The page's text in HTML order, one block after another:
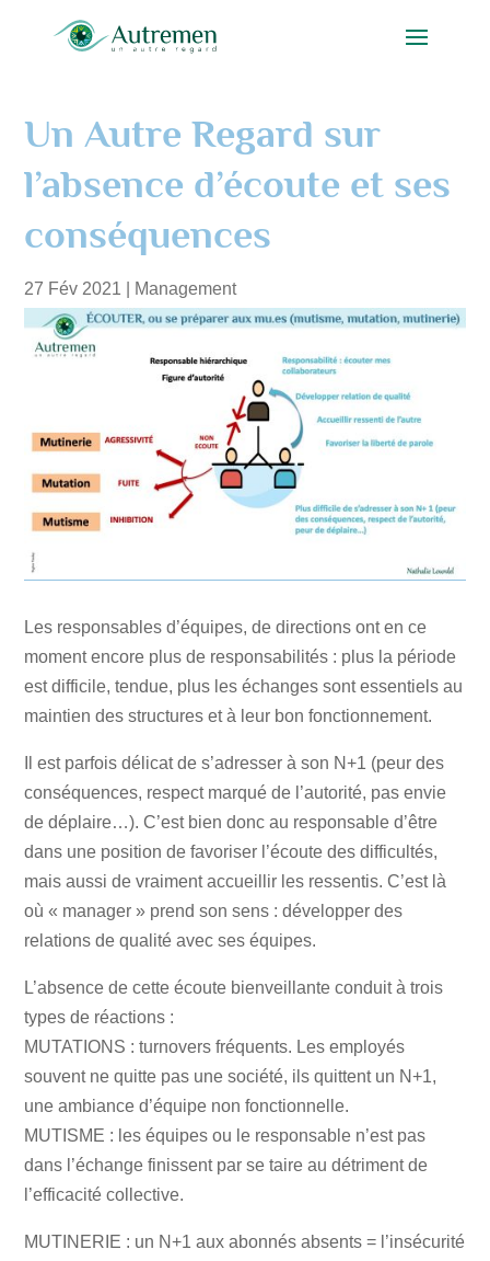
Un Autre Regard sur
l’absence d’écoute et ses
conséquences
27 Fév 2021 Management
Les responsables d’équipes, de directions ont en ce
moment encore plus de responsabilités : plus la période
est difficile, tendue, plus les échanges sont essentiels au
maintien des structures et à leur bon fonctionnement.
Il est parfois délicat de s’adresser à son N+1 (peur des
conséquences, respect marqué de l’autorité, pas envie
de déplaire…). C’est bien donc au responsable d’être
dans une position de favoriser l’écoute des difficultés,
mais aussi de vraiment accueillir les ressentis. C’est là
où « manager » prend son sens : développer des
relations de qualité avec ses équipes.
L’absence de cette écoute bienveillante conduit à trois
types de réactions :
MUTATIONS : turnovers fréquents. Les employés
souvent ne quitte pas une société, ils quittent un N+1,
une ambiance d’équipe non fonctionnelle.
MUTISME : les équipes ou le responsable n’est pas
dans l’échange finissent par se taire au détriment de
l’efficacité collective.
MUTINERIE : un N+1 aux abonnés absents = l’insécurité